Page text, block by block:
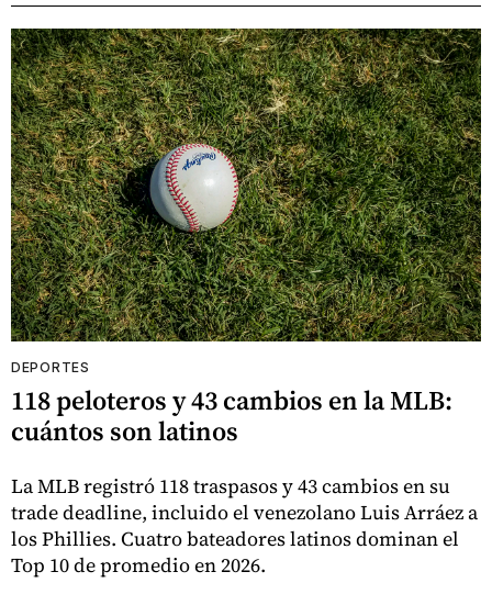
DEPORTES
118 peloteros y 43 cambios en la MLB:
cuántos son latinos
La MLB registró 118 traspasos y 43 cambios en su
trade deadline, incluido el venezolano Luis Arráez a
los Phillies. Cuatro bateadores latinos dominan el
Top 10 de promedio en 2026.